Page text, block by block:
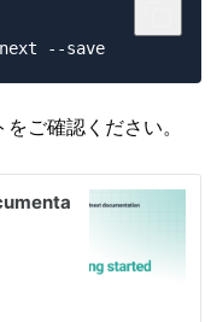
ご確認ください。